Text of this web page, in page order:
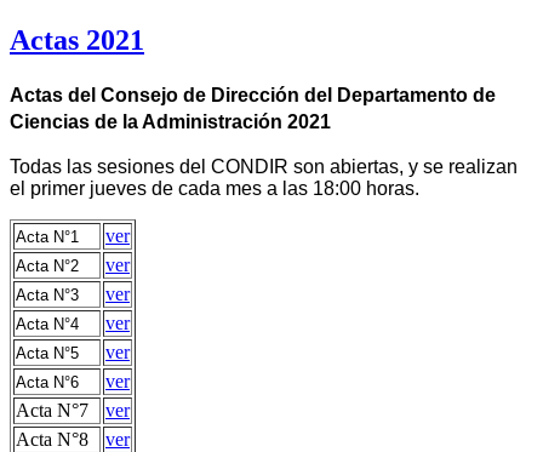
Actas 2021
Actas del Consejo de Dirección del Departamento de
Ciencias de la Administración 2021
Todas las sesiones del CONDIR son abiertas, y se realizan
el primer jueves de cada mes a las 18:00 horas.
Acta N°1 ver
Acta N°2 ver
Acta N°3 ver
Acta N°4 ver
Acta N°5 ver
Acta N°6
ver
Acta N°7
ver
Acta N°8
ver